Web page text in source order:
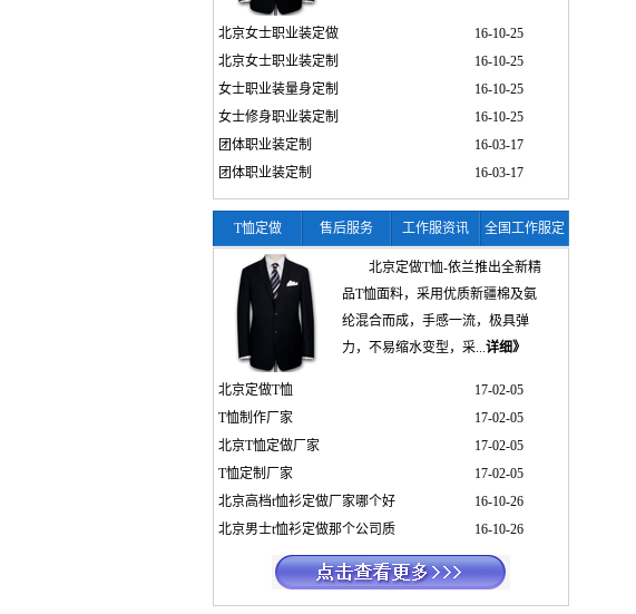
北京女士职业装定做
16-10-25
北京女士职业装定制
16-10-25
女士职业装量身定制
16-10-25
女士修身职业装定制
16-10-25
团体职业装定制
16-03-17
团体职业装定制
16-03-17
T恤定做 售后服务 工作服资讯 全国工作服定
制
北京定做T恤-依兰推出全新精
品T恤面料，采用优质新疆棉及氨
纶混合而成，手感一流，极具弹
力，不易缩水变型，采...详细》
北京定做T恤
17-02-05
T恤制作厂家
17-02-05
北京T恤定做厂家
17-02-05
T恤定制厂家
17-02-05
北京高档t恤衫定做厂家哪个好
16-10-26
北京男士t恤衫定做那个公司质
16-10-26